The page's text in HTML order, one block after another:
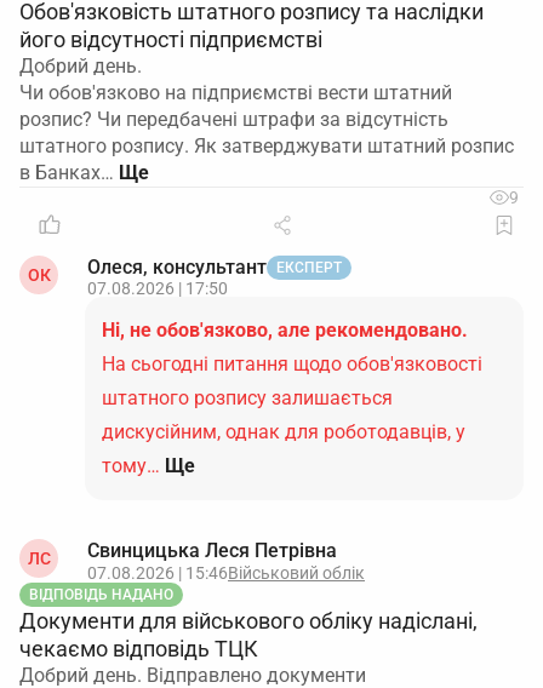
Обов'язковість штатного розпису та наслідки
його відсутності підприємстві
Добрий день.
Чи обов'язково на підприємстві вести штатний
розпис? Чи передбачені штрафи за відсутність
штатного розпису. Як затверджувати штатний розпис
в Банках…
9
ОК Олеся, консультант ЕКСПЕРТ
07.08.2026 | 17:50
Ні, не обов'язково, але рекомендовано.
На сьогодні питання щодо обов'язковості
штатного розпису залишається
дискусійним, однак для роботодавців, у
тому… Ще
ЛС Свинцицька Леся Петрівна
07.08.2026 | 15:46Військовий облік
ВІДПОВІДЬ НАДАНО
Документи для військового обліку надіслані,
чекаємо відповідь ТЦК
Добрий день. Відправлено документи